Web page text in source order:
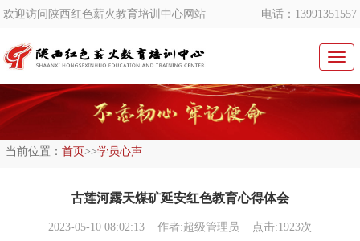
欢迎访问陕西红色薪火教育培训中心网站 电话：13991351557
切
换
导
航
当前位置： 首页>>学员心声
古莲河露天煤矿延安红色教育心得体会
2023-05-10 08:02:13 作者:超级管理员 点击:1923次